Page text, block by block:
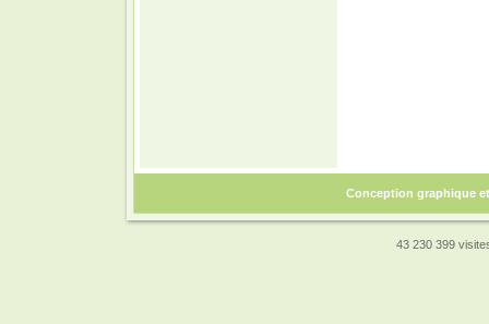
Conception graphique
43 230 399